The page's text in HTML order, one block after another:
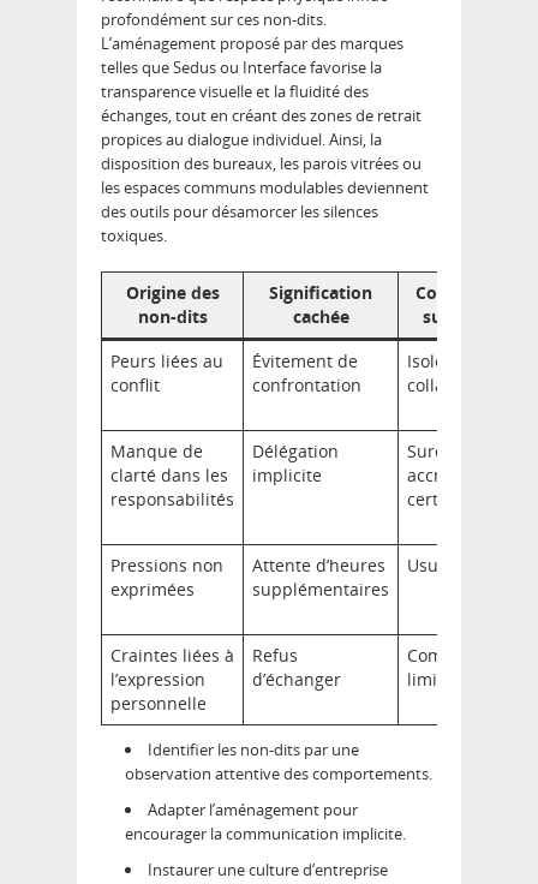
profondément sur ces non-dits.
L’aménagement proposé par des marques
telles que Sedus ou Interface favorise la
transparence visuelle et la fluidité des
échanges, tout en créant des zones de retrait
propices au dialogue individuel. Ainsi, la
disposition des bureaux, les parois vitrées ou
les espaces communs modulables deviennent
des outils pour désamorcer les silences
toxiques.
Origine des
non-dits
Signification
cachée
Conséquence
sur l’espace
Peurs liées au
conflit
Évitement de
confrontation
Isolement des
collaborateurs
Manque de
clarté dans les
responsabilités
Délégation
implicite
Surcharge
accrue de
certains postes
Pressions non
exprimées
Attente d’heures
supplémentaires
Usure et stress
Craintes liées à
l’expression
personnelle
Refus
d’échanger
Communication
limitée
Identifier les non-dits par une
observation attentive des comportements.
Adapter l’aménagement pour
encourager la communication implicite.
Instaurer une culture d’entreprise